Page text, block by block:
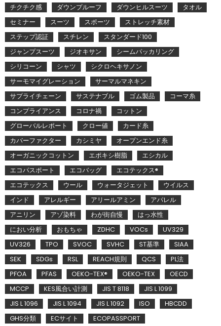
チクチク感 ダウンプルーフ ダウンヒルスーツ
タオル
セミナー
スーツ スポーツ
ストレッチ素材
ステップ認証
スチレン
スタンダード100
ジャンプスーツ
ジオキサン
シームパッカリング
シリコーン
シャツ
シクロヘキサノン
サーモマイグレーション
サーマルマネキン
サプライチェーン
サステナブル ゴム製品
コーマ糸
コンプライアンス
コロナ禍
コットン
グローバルレポート
クロー値
カード糸
カバーファクター
カシミヤ
オープンエンド糸
オーガニックコットン
エポキシ樹脂
エシカル
エコパスポート
エコバッグ
エコテックス®
エコテックス
ウール ウォータジェット
ウイルス
インド
アレルギー アリールアミン
アパレル
アニリン
アゾ染料 わが街自慢
はっ水性
におい分析
おもちゃ ZDHC VOCs
UV329
UV326
TPO SVOC SVHC ST基準
SIAA
SEK
SDGs RSL REACH規則 QCS
PL法
PFOA
PFAS OEKO-TEX® OEKO-TEX
OECD
MCCP
KES風合い計測 JIS T 8118
JIS L 1099
JIS L 1096
JIS L 1094 JIS L 1092 ISO
HBCDD
GHS分類
ECサイト
ECOPASSPORT